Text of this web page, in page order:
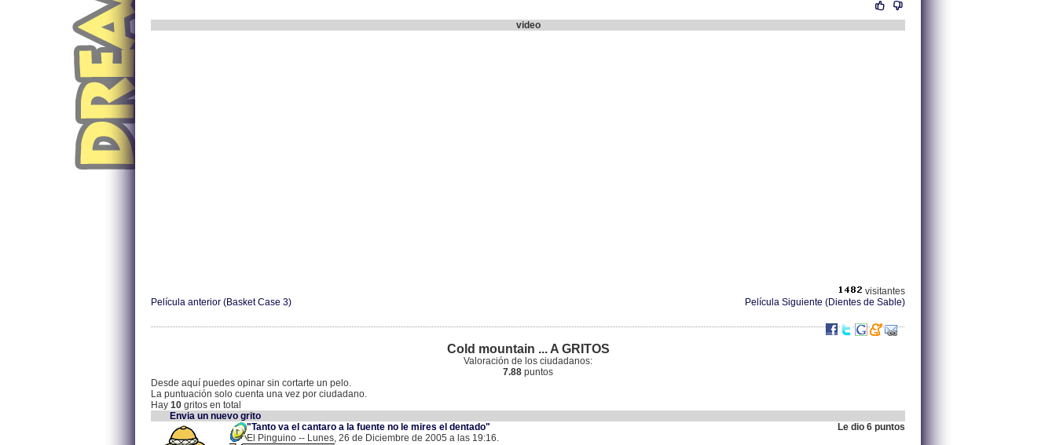
video
visitantes
Película anterior (Basket Case 3)
Película Siguiente (Dientes de Sable)
Cold mountain ... A GRITOS
Valoración de los ciudadanos:
7.88 puntos
Desde aquí puedes opinar sin cortarte un pelo.
La puntuación solo cuenta una vez por ciudadano.
Hay 10 gritos en total
Envia un nuevo grito
"Tanto va el cantaro a la fuente no le mires el dentado"
Le dio 6 puntos
El Pinguino -- Lunes, 26 de Diciembre de 2005 a las 19:16.